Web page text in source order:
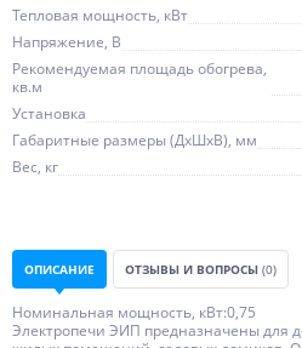
Тепловая мощность, кВт
Напряжение, В
Рекомендуемая площадь обогрева,
кв.м
Установка
Габаритные размеры (ДхШхВ), мм
Вес, кг
ОПИСАНИЕ ОТЗЫВЫ И ВОПРОСЫ (0)
Номинальная мощность, кВт:0,75
Электропечи ЭИП предназначены для